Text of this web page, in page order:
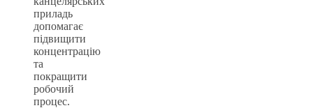
приладь
допомагає
підвищити
концентрацію
та
покращити
робочий
процес.